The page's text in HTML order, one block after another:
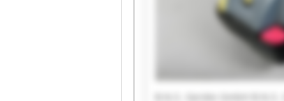
B.N.S. Geräte GmbH